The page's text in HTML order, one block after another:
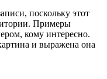
поскольку этот
Примеры
кому интересно.
и выражена она